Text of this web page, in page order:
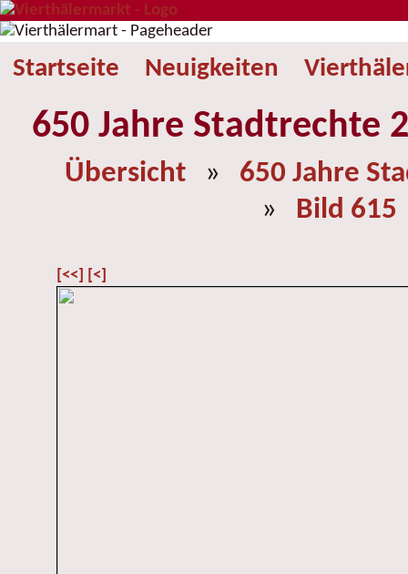
Startseite Neuigkeiten
650 Jahre Stadtrechte
Übersicht » 650 Jahre
» Bild 615
[<<] [<]